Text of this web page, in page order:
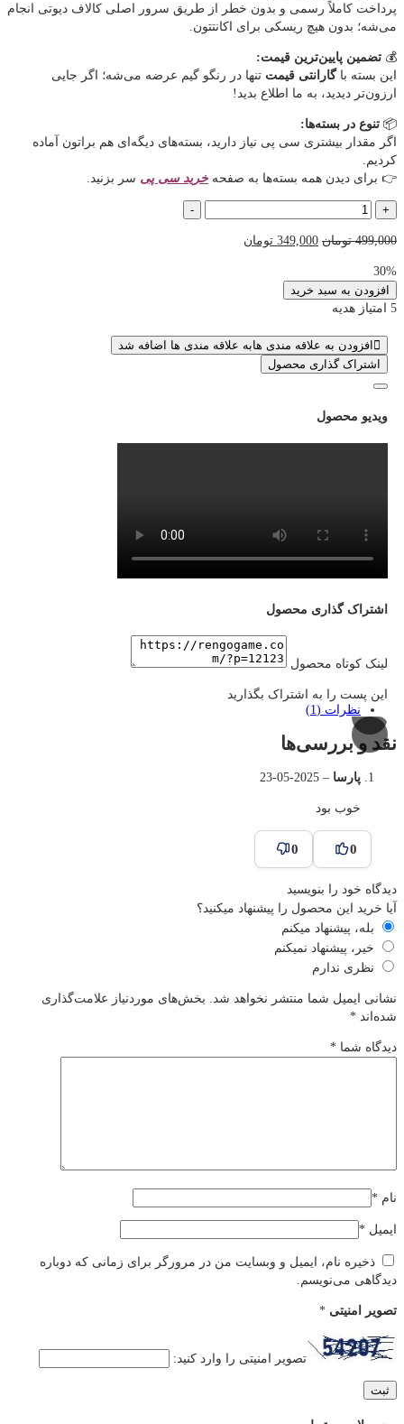
پرداخت کاملاً رسمی و بدون خطر از طریق سرور اصلی کالاف دیوتی انجام
می‌شه؛ بدون هیچ ریسکی برای اکانتتون.
💰 تضمین پایین‌ترین قیمت:
این بسته باگارانتی قیمت تنها در رنگو گیم عرضه می‌شه؛ اگر جایی
ارزون‌تر دیدید، به ما اطلاع بدید!
📦 تنوع در بسته‌ها:
اگر مقدار بیشتری سی پی نیاز دارید، بسته‌های دیگه‌ای هم براتون آماده
کردیم.
👉 برای دیدن همه بسته‌ها به صفحهخرید سی پی سر بزنید.
+
420
قانونی
کالاف
دیوتی
عدد
-
499,000 تومان قیمت
بود.
349,000 تومان
30%
افزودن به سبد خرید
5 امتیاز هدیه
افزودن به علاقه مندی هابه علاقه مندی ها اضافه شد
اشتراک گذاری محصول
ویدیو محصول
اشتراک گذاری محصول
لینک کوتاه محصول
این پست را به اشتراک بگذارید
نظرات (1)
نقد و بررسی‌ها
پارسا –
2025-05-23
خوب بود
0
0
دیدگاه خود را بنویسید
آیا خرید این محصول را پیشنهاد میکنید؟
بله، پیشنهاد میکنم
خیر، پیشنهاد نمیکنم
نظری ندارم
نشانی ایمیل شما منتشر نخواهد شد.
بخش‌های موردنیاز علامت‌گذاری
شده‌اند *
دیدگاه شما *
نام *
ایمیل *
ذخیره نام، ایمیل و وبسایت من در مرورگر برای زمانی که دوباره
دیدگاهی می‌نویسم.
تصویر امنیتی *
تصویر امنیتی را وارد کنید: